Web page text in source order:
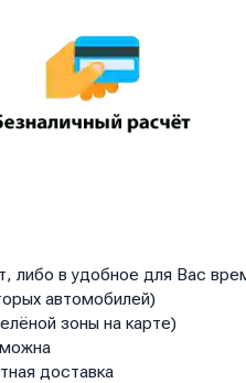
либо в удобное для Вас
автомобилей)
зоны на карте)
доставка